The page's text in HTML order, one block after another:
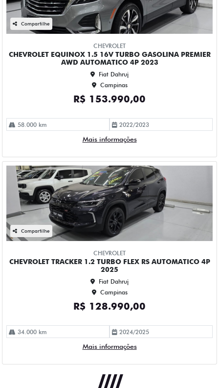
CHEVROLET
CHEVROLET TRACKER 1.2 TURBO FLEX RS AUTOMATICO 4P
2025
Fiat Dahruj
Campinas
R$ 128.990,00
2024/2025
Mais informações